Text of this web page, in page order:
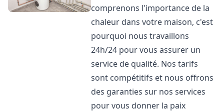
comprenons l'importance de la
chaleur dans votre maison, c'est
pourquoi nous travaillons
24h/24 pour vous assurer un
service de qualité. Nos tarifs
sont compétitifs et nous offrons
des garanties sur nos services
pour vous donner la paix